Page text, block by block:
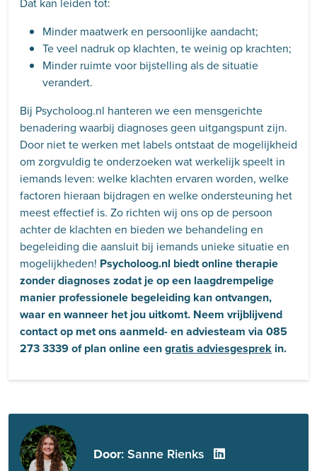
Minder maatwerk en persoonlijke aandacht;
Te veel nadruk op klachten, te weinig op krachten;
Minder ruimte voor bijstelling als de situatie
verandert.
Bij Psycholoog.nl hanteren we een mensgerichte
benadering waarbij diagnoses geen uitgangspunt zijn.
Door niet te werken met labels ontstaat de mogelijkheid
om zorgvuldig te onderzoeken wat werkelijk speelt in
iemands leven: welke klachten ervaren worden, welke
factoren hieraan bijdragen en welke ondersteuning het
meest effectief is. Zo richten wij ons op de persoon
achter de klachten en bieden we behandeling en
begeleiding die aansluit bij iemands unieke situatie en
mogelijkheden! Psycholoog.nl biedt online therapie
zonder diagnoses zodat je op een laagdrempelige
manier professionele begeleiding kan ontvangen,
waar en wanneer het jou uitkomt. Neem vrijblijvend
contact op met ons aanmeld- en adviesteam via 085
273 3339 of plan online eengratis adviesgesprek in.
Door: Sanne Rienks